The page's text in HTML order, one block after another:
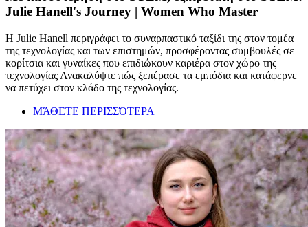
Julie Hanell's Journey | Women Who Master
Η Julie Hanell περιγράφει το συναρπαστικό ταξίδι της στον τομέα
της τεχνολογίας και των επιστημών, προσφέροντας συμβουλές σε
κορίτσια και γυναίκες που επιδιώκουν καριέρα στον χώρο της
τεχνολογίας Ανακαλύψτε πώς ξεπέρασε τα εμπόδια και κατάφερνε
να πετύχει στον κλάδο της τεχνολογίας.
ΜΆΘΕΤΕ ΠΕΡΙΣΣΌΤΕΡΑ